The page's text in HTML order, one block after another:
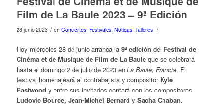
Film de La Baule 2023 – 9ª Edición
28 junio 2023 / en Conciertos, Festivales, Noticias, Talleres /
Hoy miércoles 28 de junio arranca la 9ª edición del Festival de
Cinéma et de Musique de Film de La Bauleque se celebrará
hasta el domingo 2 de julio de 2023 en La Baule, Francia. El
festival homenajeará al contrabajista y compositor Kyle
Eastwood y entre sus invitados contará con los compositores
Ludovic Bource, Jean-Michel Bernard y Sacha Chaban.